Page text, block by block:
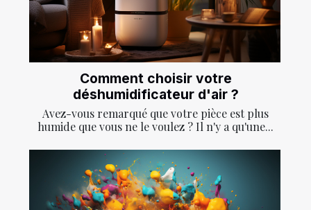
Comment choisir votre
déshumidificateur d'air ?
Avez-vous remarqué que votre pièce est plus
humide que vous ne le voulez ? Il n'y a qu'une...